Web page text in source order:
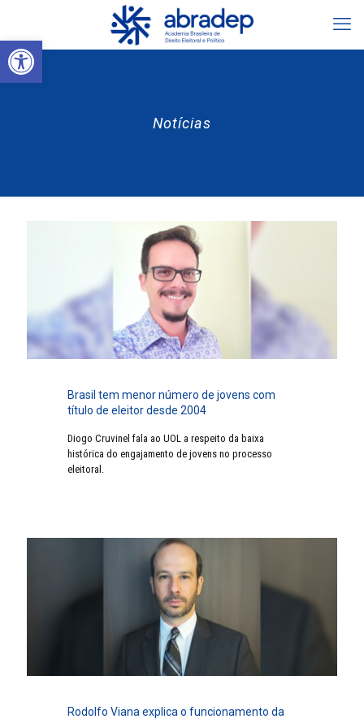
Abrir a barra de ferramentas
Notícias
Brasil tem menor número de jovens com
título de eleitor desde 2004
Diogo Cruvinel fala ao UOL a respeito da baixa
histórica do engajamento de jovens no processo
eleitoral.
Rodolfo Viana explica o funcionamento da